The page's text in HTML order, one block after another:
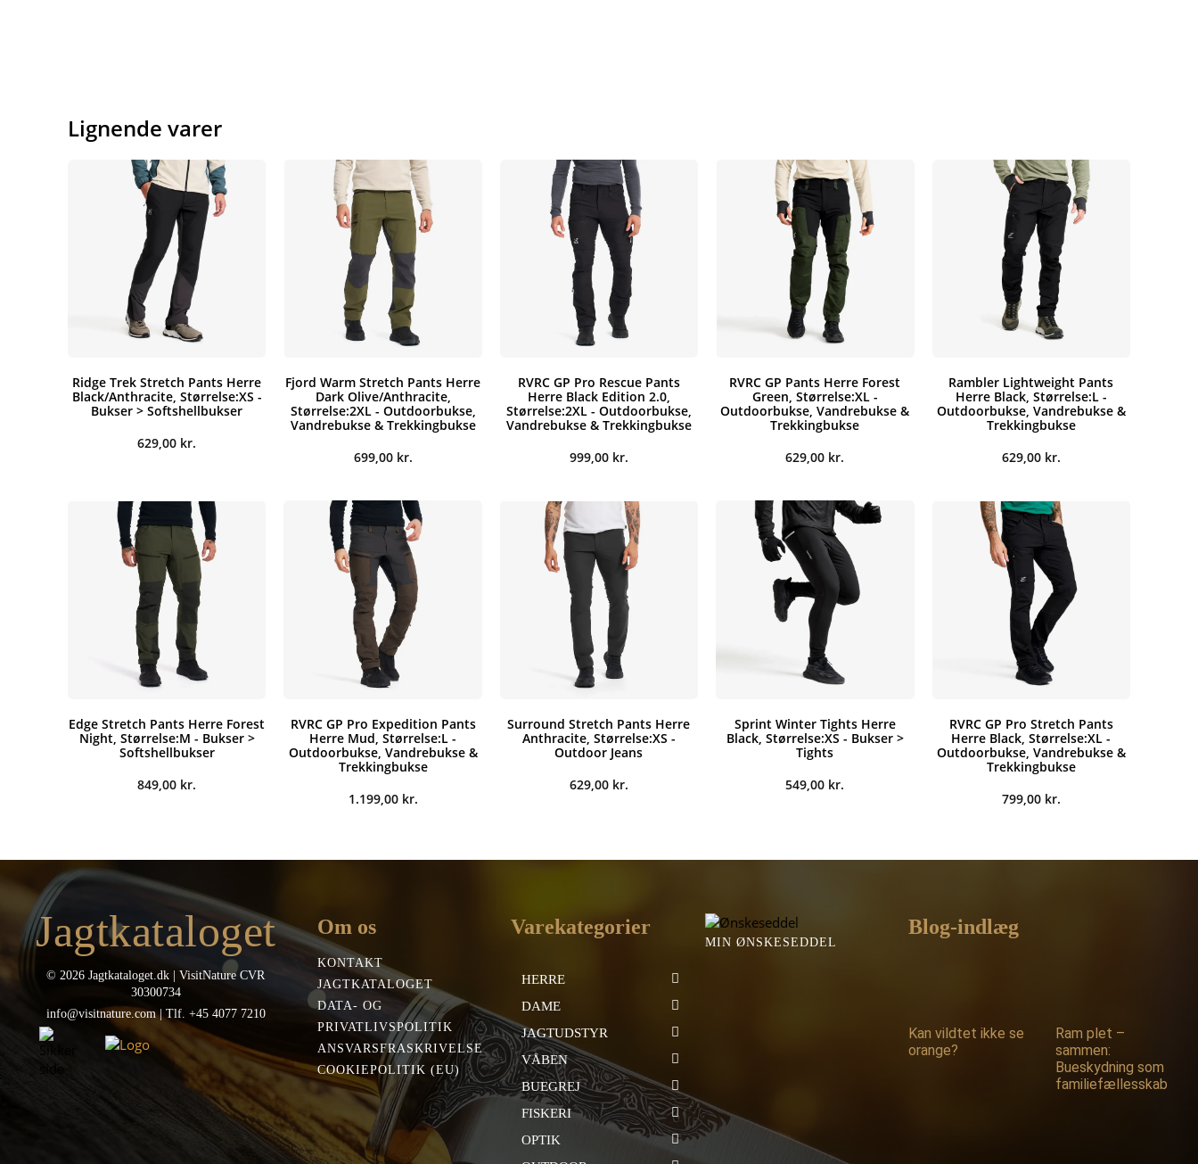
Lignende varer
Ridge Trek Stretch Pants Herre
Black/Anthracite, Størrelse:XS -
Bukser > Softshellbukser
629,00 kr.
Fjord Warm Stretch Pants Herre
Dark Olive/Anthracite,
Størrelse:2XL - Outdoorbukse,
Vandrebukse & Trekkingbukse
699,00 kr.
RVRC GP Pro Rescue Pants
Herre Black Edition 2.0,
Størrelse:2XL - Outdoorbukse,
Vandrebukse & Trekkingbukse
999,00 kr.
RVRC GP Pants Herre Forest
Green, Størrelse:XL -
Outdoorbukse, Vandrebukse &
Trekkingbukse
629,00 kr.
Rambler Lightweight Pants
Herre Black, Størrelse:L -
Outdoorbukse, Vandrebukse &
Trekkingbukse
629,00 kr.
Edge Stretch Pants Herre Forest
Night, Størrelse:M - Bukser >
Softshellbukser
849,00 kr.
RVRC GP Pro Expedition Pants
Herre Mud, Størrelse:L -
Outdoorbukse, Vandrebukse &
Trekkingbukse
1.199,00 kr.
Surround Stretch Pants Herre
Anthracite, Størrelse:XS -
Outdoor Jeans
629,00 kr.
Sprint Winter Tights Herre
Black, Størrelse:XS - Bukser >
Tights
549,00 kr.
RVRC GP Pro Stretch Pants
Herre Black, Størrelse:XL -
Outdoorbukse, Vandrebukse &
Trekkingbukse
799,00 kr.
Jagtkataloget
© 2026 Jagtkataloget.dk | VisitNature CVR
30300734
info@visitnature.com | Tlf. +45 4077 7210
Om os
KONTAKT
JAGTKATALOGET
DATA- OG
PRIVATLIVSPOLITIK
ANSVARSFRASKRIVELSE
COOKIEPOLITIK (EU)
Varekategorier
HERRE
DAME
JAGTUDSTYR
VÅBEN
BUEGREJ
FISKERI
OPTIK
MIN ØNSKESEDDEL
Blog-indlæg
Kan vildtet ikke se
orange?
Ram plet –
sammen:
Bueskydning som
familiefællesskab